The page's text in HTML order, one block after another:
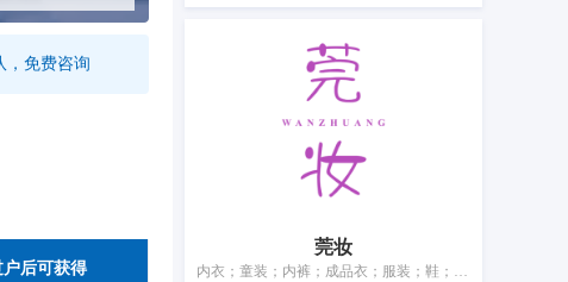
，免费咨询
户后可获得
莞妆
内衣；童装；内裤；成品衣；服装；鞋；帽；袜；手套（服装）；围巾